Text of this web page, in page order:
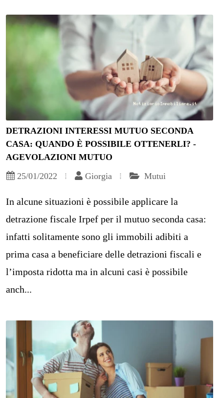
DETRAZIONI INTERESSI MUTUO SECONDA
CASA: QUANDO È POSSIBILE OTTENERLI? -
AGEVOLAZIONI MUTUO
25/01/2022
Giorgia Mutui
In alcune situazioni è possibile applicare la
detrazione fiscale Irpef per il mutuo seconda casa:
infatti solitamente sono gli immobili adibiti a
prima casa a beneficiare delle detrazioni fiscali e
l’imposta ridotta ma in alcuni casi è possibile
anch...